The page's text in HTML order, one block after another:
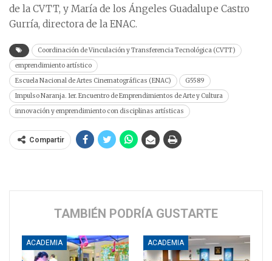
de la CVTT, y María de los Ángeles Guadalupe Castro
Gurría, directora de la ENAC.
Coordinación de Vinculación y Transferencia Tecnológica (CVTT)
emprendimiento artístico
Escuela Nacional de Artes Cinematográficas (ENAC)
G5589
Impulso Naranja. 1er. Encuentro de Emprendimientos de Arte y Cultura
innovación y emprendimiento con disciplinas artísticas
Compartir
TAMBIÉN PODRÍA GUSTARTE
ACADEMIA ACADEMIA